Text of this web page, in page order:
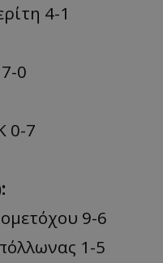
4-1
0
0-7
9-6
1-5